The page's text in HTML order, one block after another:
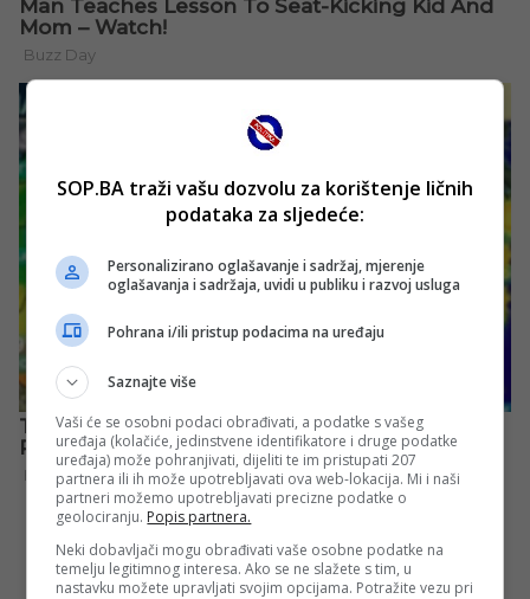
SOP.BA traži vašu dozvolu za korištenje ličnih
podataka za sljedeće:
Personalizirano oglašavanje i sadržaj, mjerenje
oglašavanja i sadržaja, uvidi u publiku i razvoj usluga
Pohrana i/ili pristup podacima na uređaju
Saznajte više
Vaši će se osobni podaci obrađivati, a podatke s vašeg
uređaja (kolačiće, jedinstvene identifikatore i druge podatke
uređaja) može pohranjivati, dijeliti te im pristupati 207
partnera ili ih može upotrebljavati ova web-lokacija. Mi i naši
partneri možemo upotrebljavati precizne podatke o
geolociranju. Popis partnera.
Neki dobavljači mogu obrađivati vaše osobne podatke na
temelju legitimnog interesa. Ako se ne slažete s tim, u
nastavku možete upravljati svojim opcijama. Potražite vezu pri